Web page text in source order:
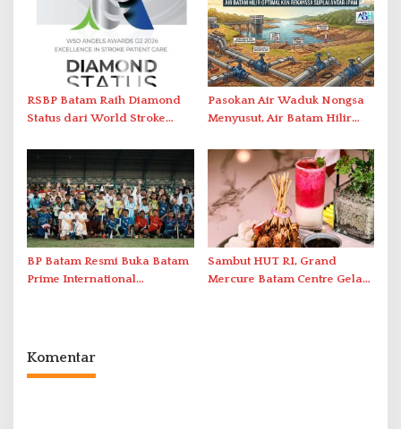
Bukik Batarah
RSBP Batam Raih Diamond
Status dari World Stroke
Penanganan Stroke
Berstandar Internasional
Pasokan Air Waduk Nongsa
Menyusut, Air Batam Hilir
Antar-IPAM
BP Batam Resmi Buka Batam
Prime International
Sambut HUT RI, Grand
Mercure Batam Centre Gelar
Komentar